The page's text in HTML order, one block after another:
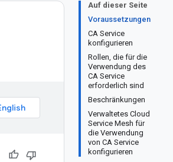
Auf dieser Seite
Voraussetzungen
CA Service
konfigurieren
Rollen, die für die
Verwendung des
CA Service
erforderlich sind
Beschränkungen
Verwaltetes Cloud
Service Mesh für
die Verwendung
von CA Service
konfigurieren